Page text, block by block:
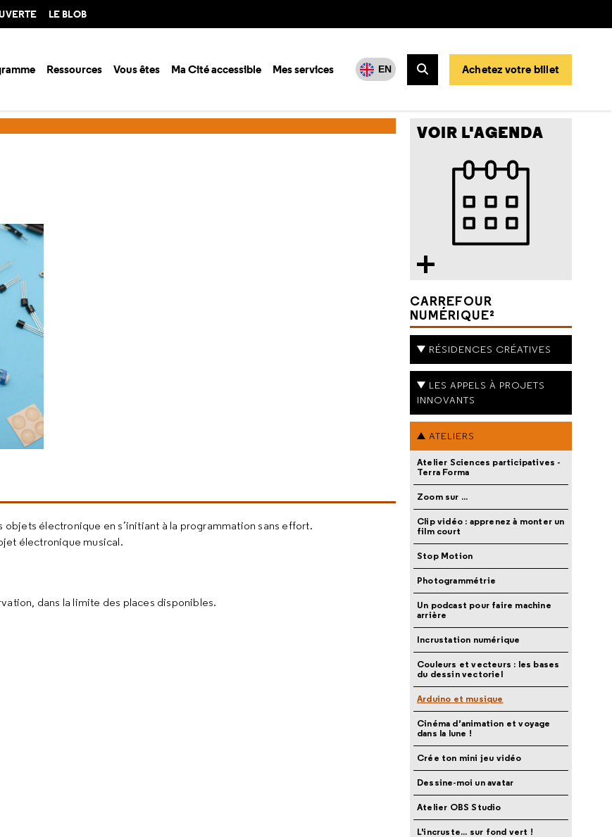
LE BLOB
Ressources Vous êtes Ma Cité accessible Mes services EN
Rechercher
Achetez votre billet
électronique en s’initiant à la programmation sans effort.
électronique musical.
dans la limite des places disponibles.
VOIR L'AGENDA
CARREFOUR
NUMÉRIQUE²
RÉSIDENCES CRÉATIVES
LES APPELS À PROJETS
INNOVANTS
ATELIERS
Atelier Sciences participatives -
Terra Forma
Zoom sur ...
Clip vidéo : apprenez à monter un
film court
Stop Motion
Photogrammétrie
Un podcast pour faire machine
arrière
Incrustation numérique
Couleurs et vecteurs : les bases
du dessin vectoriel
Arduino et musique
Cinéma d’animation et voyage
dans la lune !
Crée ton mini jeu vidéo
Dessine-moi un avatar
Atelier OBS Studio
L'incruste... sur fond vert !